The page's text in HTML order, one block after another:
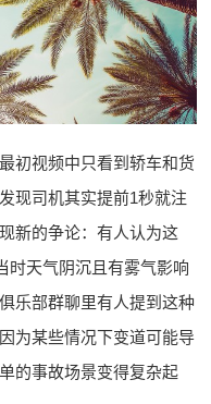
初视频中只看到轿车和货
现司机其实提前1秒就注
新的争论：有人认为这
时天气阴沉且有雾气影响
乐部群聊里有人提到这种
为某些情况下变道可能导
的事故场景变得复杂起